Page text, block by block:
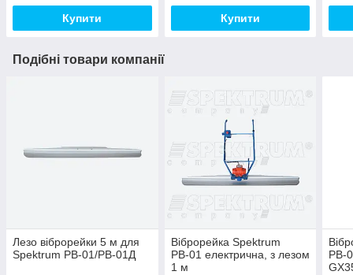
Купити Купити
Подібні товари компанії
Лезо віброрейки 5 м для
Spektrum РВ-01/РВ-01Д
Віброрейка Spektrum
РВ-01 електрична, з лезом
1 м
РВ-